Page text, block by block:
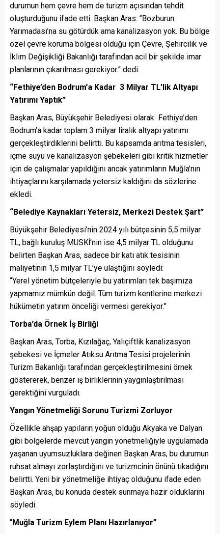
durumun hem çevre hem de turizm açısından tehdit
oluşturduğunu ifade etti. Başkan Aras: “Bozburun.
Yarımadası’na su götürdük ama kanalizasyon yok. Bu bölge
özel çevre koruma bölgesi olduğu için Çevre, Şehircilik ve
İklim Değişikliği Bakanlığı tarafından acil bir şekilde imar
planlarının çıkarılması gerekiyor.” dedi.
“Fethiye’den Bodrum’a Kadar 3 Milyar TL’lik Altyapı
Yatırımı Yaptık”
Başkan Aras, Büyükşehir Belediyesi olarak Fethiye’den
Bodrum’a kadar toplam 3 milyar liralık altyapı yatırımı
gerçekleştirdiklerini belirtti. Bu kapsamda arıtma tesisleri,
içme suyu ve kanalizasyon şebekeleri gibi kritik hizmetler
için de çalışmalar yapıldığını ancak yatırımların Muğla’nın
ihtiyaçlarını karşılamada yetersiz kaldığını da sözlerine
ekledi.
“Belediye Kaynakları Yetersiz, Merkezi Destek Şart”
Büyükşehir Belediyesi’nin 2024 yılı bütçesinin 5,5 milyar
TL, bağlı kuruluş MUSKİ’nin ise 4,5 milyar TL olduğunu
belirten Başkan Aras, sadece bir katı atık tesisinin
maliyetinin 1,5 milyar TL’ye ulaştığını söyledi:
“Yerel yönetim bütçeleriyle bu yatırımları tek başımıza
yapmamız mümkün değil. Tüm turizm kentlerine merkezi
hükümetin yatırım önceliği vermesi gerekiyor.”
Torba’da Örnek İş Birliği
Başkan Aras, Torba, Kızılağaç, Yalıçiftlik kanalizasyon
şebekesi ve İçmeler Atıksu Arıtma Tesisi projelerinin
Turizm Bakanlığı tarafından gerçekleştirilmesini örnek
göstererek, benzer iş birliklerinin yaygınlaştırılması
gerektiğini vurguladı.
Yangın Yönetmeliği Sorunu Turizmi Zorluyor
Özellikle ahşap yapıların yoğun olduğu Akyaka ve Dalyan
gibi bölgelerde mevcut yangın yönetmeliğiyle uygulamada
yaşanan uyumsuzluklara değinen Başkan Aras, bu durumun
ruhsat almayı zorlaştırdığını ve turizmcinin önünü tıkadığını
belirtti. Yeni bir yönetmeliğe ihtiyaç olduğunu ifade eden
Başkan Aras, bu konuda destek sunmaya hazır olduklarını
söyledi.
“Muğla Turizm Eylem Planı Hazırlanıyor”